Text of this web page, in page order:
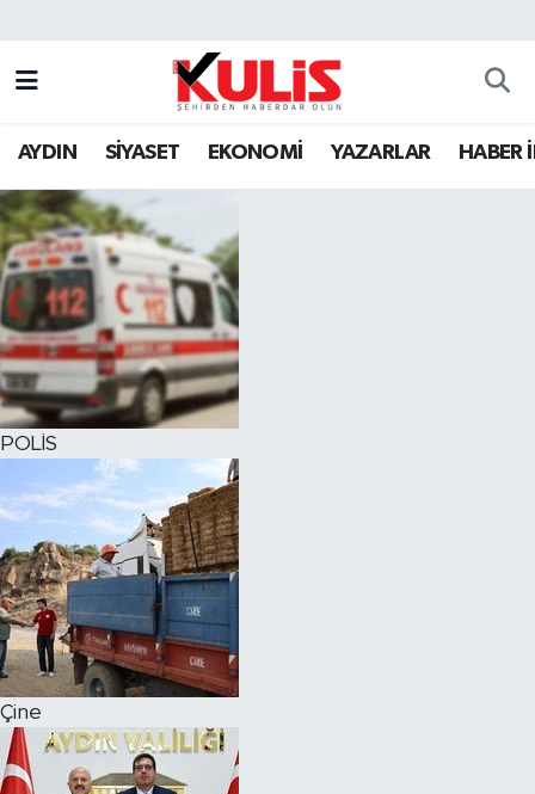
AYDIN SİYASET EKONOMİ YAZARLAR HABER
POLİS
Çine